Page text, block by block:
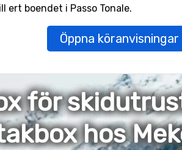
boendet i Passo Tonale.
Öppna köranvisningar
för
hos